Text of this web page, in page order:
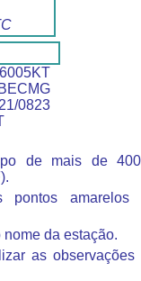
0823
de mais de
pontos amarelos
nome da estação.
as observações